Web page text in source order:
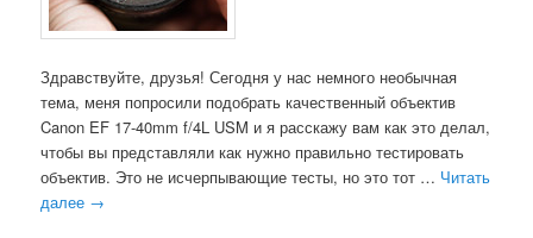
Здравствуйте, друзья! Сегодня у нас немного необычная
тема, меня попросили подобрать качественный объектив
Canon EF 17-40mm f/4L USM и я расскажу вам как это делал,
чтобы вы представляли как нужно правильно тестировать
объектив. Это не исчерпывающие тесты, но это тот … Читать
далее →